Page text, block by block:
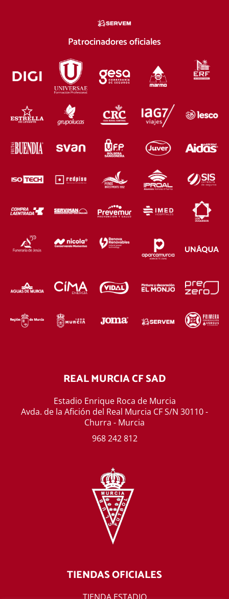
Patrocinadores oficiales
REAL MURCIA CF SAD
Estadio Enrique Roca de Murcia
Avda. de la Afición del Real Murcia CF S/N 30110 -
Churra - Murcia
968 242 812
TIENDAS OFICIALES